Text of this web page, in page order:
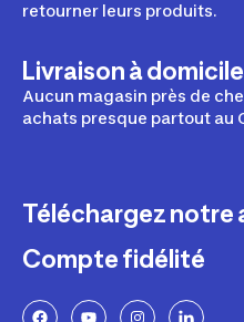
retourner leurs produits.
Livraison à domicile
Aucun magasin près de
achats presque partout au
Téléchargez notre
Compte fidélité